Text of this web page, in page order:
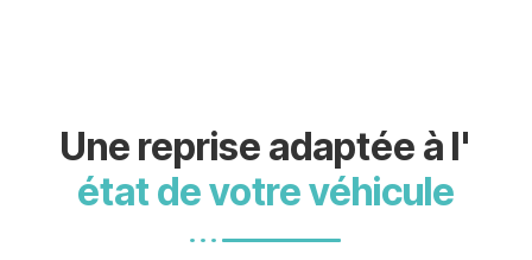
Une reprise adaptée à l'
état de votre véhicule